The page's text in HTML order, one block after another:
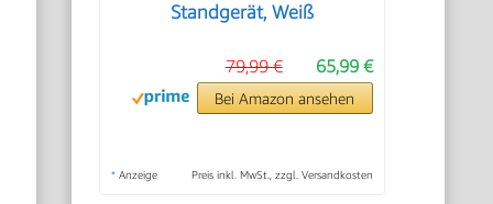
Standgerät, Weiß
65,99 €
79,99 €
Bei Amazon ansehen
* Anzeige Preis inkl. MwSt., zzgl. Versandkosten